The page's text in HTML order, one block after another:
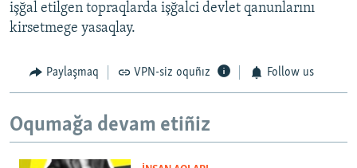
işğal etilgen topraqlarda işğalci devlet qanunlarını
kirsetmege yasaqlay.
Paylaşmaq VPN-siz oquñız Follow us
Oqumağa devam etiñiz